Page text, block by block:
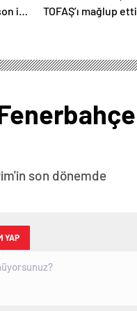
ile
TOFAŞ’ı mağlup etti
son dönemde
YAP